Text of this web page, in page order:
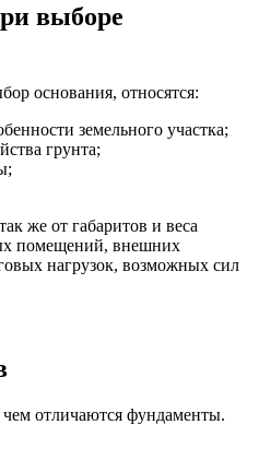
выборе
основания, относятся:
земельного участка;
грунта;
же от габаритов и веса
помещений, внешних
нагрузок, возможных сил
отличаются фундаменты.